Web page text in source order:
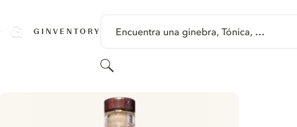
GINVENTORY Encuentra una ginebra, Tónica, …
Buscar